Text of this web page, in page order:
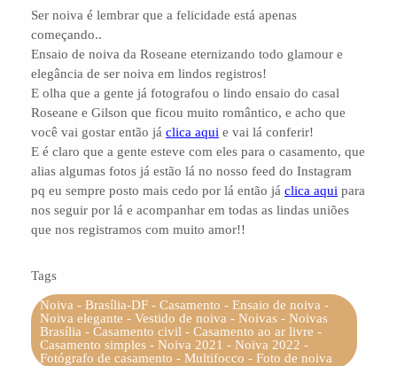
Ser noiva é lembrar que a felicidade está apenas
começando..
Ensaio de noiva da Roseane eternizando todo glamour e
elegância de ser noiva em lindos registros!
E olha que a gente já fotografou o lindo ensaio do casal
Roseane e Gilson que ficou muito romântico, e acho que
você vai gostar então já clica aqui e vai lá conferir!
E é claro que a gente esteve com eles para o casamento, que
alias algumas fotos já estão lá no nosso feed do Instagram
pq eu sempre posto mais cedo por lá então já clica aqui para
nos seguir por lá e acompanhar em todas as lindas uniões
que nos registramos com muito amor!!
Tags
Noiva - Brasília-DF - Casamento - Ensaio de noiva -
Noiva elegante - Vestido de noiva - Noivas - Noivas
Brasília - Casamento civil - Casamento ao ar livre -
Casamento simples - Noiva 2021 - Noiva 2022 -
Fotógrafo de casamento - Multifocco - Foto de noiva